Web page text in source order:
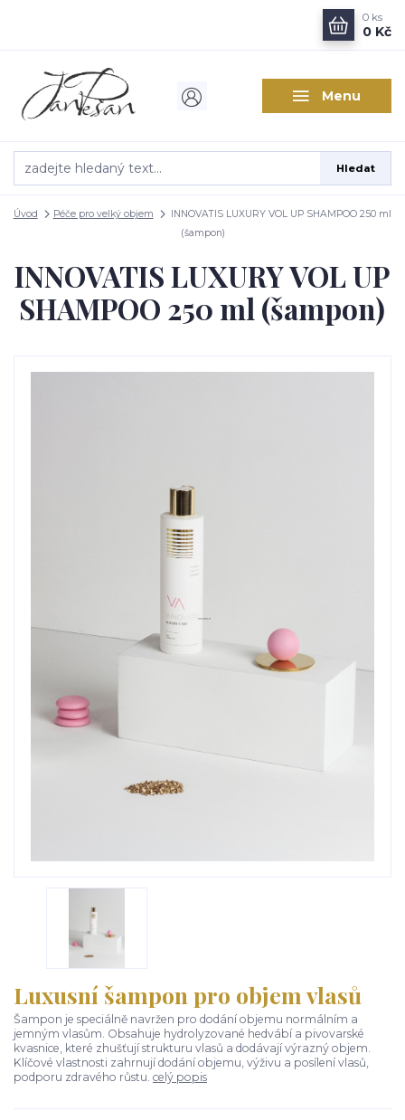
Menu
Hledat
0 ks
0 Kč
Úvod Péče pro velký objem
INNOVATIS LUXURY VOL UP SHAMPOO 250 ml
(šampon)
INNOVATIS LUXURY VOL UP
SHAMPOO 250 ml (šampon)
Luxusní šampon pro objem vlasů
Šampon je speciálně navržen pro dodání objemu normálním a
jemným vlasům. Obsahuje hydrolyzované hedvábí a pivovarské
kvasnice, které zhušťují strukturu vlasů a dodávají výrazný objem.
Klíčové vlastnosti zahrnují dodání objemu, výživu a posílení vlasů,
podporu zdravého růstu. celý popis